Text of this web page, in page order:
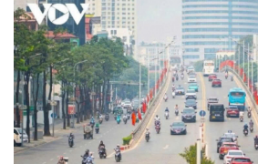
Sức khỏe
Dinh dưỡng - món ngon
Cây thuốc
Sản phụ khoa
Nhi khoa
Nam khoa
Làm đẹp - giảm cân
Phòng mạch online
Đời
Nhà
Blog
Tình